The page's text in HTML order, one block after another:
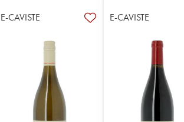
E-CAVISTE E-CAVISTE